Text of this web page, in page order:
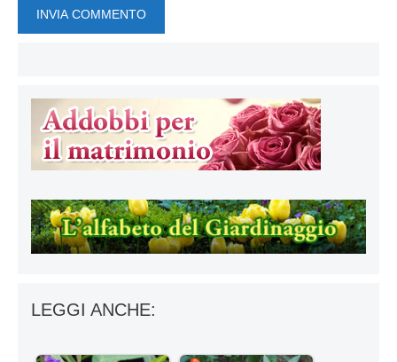
LEGGI ANCHE: